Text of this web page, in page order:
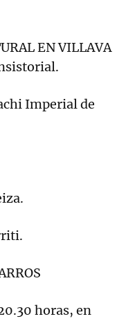
EN VILLAVA
Imperial de
horas, en